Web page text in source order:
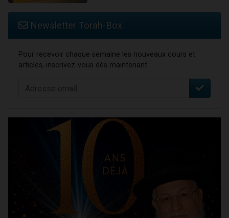
Newsletter Torah-Box
Pour recevoir chaque semaine les nouveaux cours et
articles, inscrivez-vous dès maintenant :